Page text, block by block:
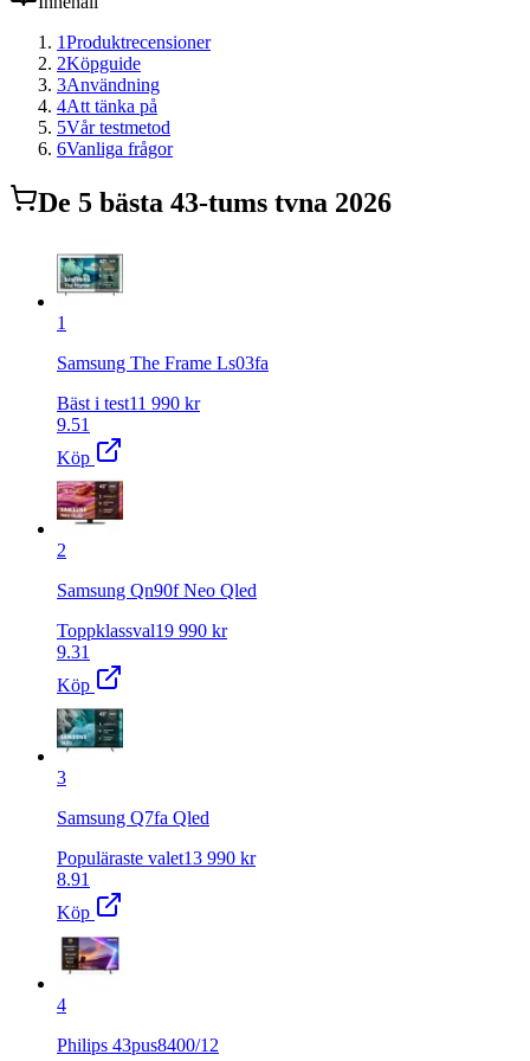
1Produktrecensioner
2Köpguide
3Användning
4Att tänka på
5Vår testmetod
6Vanliga frågor
De 5 bästa 43-tums tvna 2026
1
Samsung The Frame Ls03fa
Bäst i test11 990 kr
9.51
Köp
2
Samsung Qn90f Neo Qled
Toppklassval19 990 kr
9.31
Köp
3
Samsung Q7fa Qled
Populäraste valet13 990 kr
8.91
Köp
4
Philips 43pus8400/12